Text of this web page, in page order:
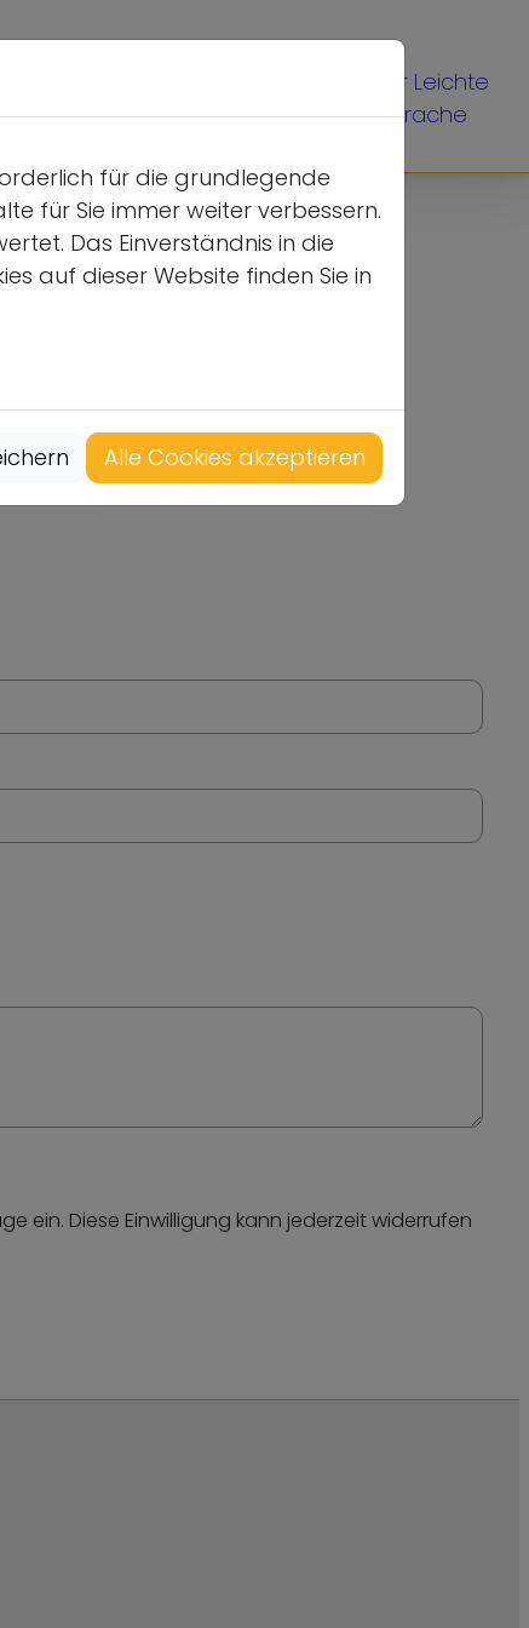
Jugend-Arbeit
Mehr Leichte
Sprache
ein. Diese Einwilligung kann jederzeit widerrufen
für die grundlegende
für Sie immer weiter verbessern.
Das Einverständnis in die
auf dieser Website finden Sie in
Alle Cookies akzeptieren